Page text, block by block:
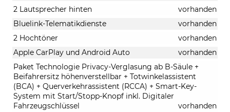
2 Lautsprecher hinten
vorhanden
Bluelink-Telematikdienste
vorhanden
2 Hochtöner
vorhanden
Apple CarPlay und Android Auto
vorhanden
Paket Technologie Privacy-Verglasung ab B-Säule +
Beifahrersitz höhenverstellbar + Totwinkelassistent
(BCA) + Querverkehrassistent (RCCA) + Smart-Key-
System mit Start/Stopp-Knopf inkl. Digitaler
Fahrzeugschlüssel
vorhanden